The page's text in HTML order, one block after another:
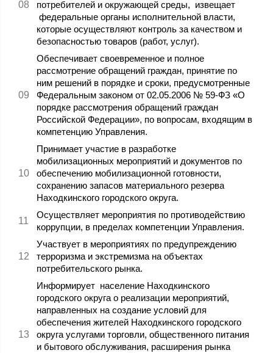
потребителей и окружающей среды, извещает
федеральные органы исполнительной власти,
которые осуществляют контроль за качеством и
безопасностью товаров (работ, услуг).
Обеспечивает своевременное и полное
рассмотрение обращений граждан, принятие по
ним решений в порядке и сроки, предусмотренные
Федеральным законом от 02.05.2006 № 59-ФЗ «О
порядке рассмотрения обращений граждан
Российской Федерации», по вопросам, входящим в
компетенцию Управления.
Принимает участие в разработке
мобилизационных мероприятий и документов по
обеспечению мобилизационной готовности,
сохранению запасов материального резерва
Находкинского городского округа.
Осуществляет мероприятия по противодействию
коррупции, в пределах компетенции Управления.
Участвует в мероприятиях по предупреждению
терроризма и экстремизма на объектах
потребительского рынка.
Информирует население Находкинского
городского округа о реализации мероприятий,
направленных на создание условий для
обеспечения жителей Находкинского городского
округа услугами торговли, общественного питания
и бытового обслуживания, расширения рынка